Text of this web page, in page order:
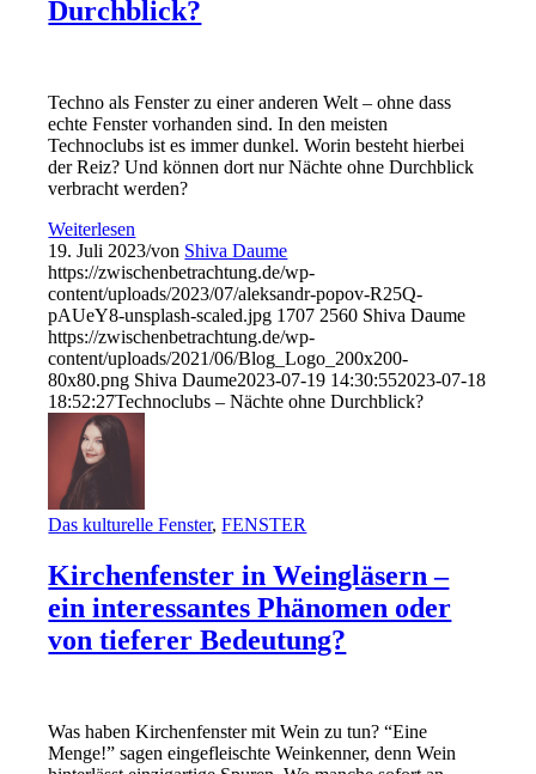
Durchblick?
Techno als Fenster zu einer anderen Welt – ohne dass
echte Fenster vorhanden sind. In den meisten
Technoclubs ist es immer dunkel. Worin besteht hierbei
der Reiz? Und können dort nur Nächte ohne Durchblick
verbracht werden?
Weiterlesen
19. Juli 2023/von Shiva Daume
https://zwischenbetrachtung.de/wp-
content/uploads/2023/07/aleksandr-popov-R25Q-
pAUeY8-unsplash-scaled.jpg 1707 2560 Shiva Daume
https://zwischenbetrachtung.de/wp-
content/uploads/2021/06/Blog_Logo_200x200-
80x80.png Shiva Daume2023-07-19 14:30:552023-07-18
18:52:27Technoclubs – Nächte ohne Durchblick?
Das kulturelle Fenster,FENSTER
Kirchenfenster in Weingläsern –
ein interessantes Phänomen oder
von tieferer Bedeutung?
Was haben Kirchenfenster mit Wein zu tun? “Eine
Menge!” sagen eingefleischte Weinkenner, denn Wein